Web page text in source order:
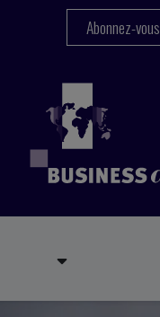
Abonnez-vous